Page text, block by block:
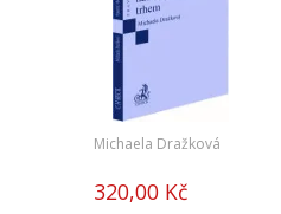
Michaela Dražková
320,00 Kč